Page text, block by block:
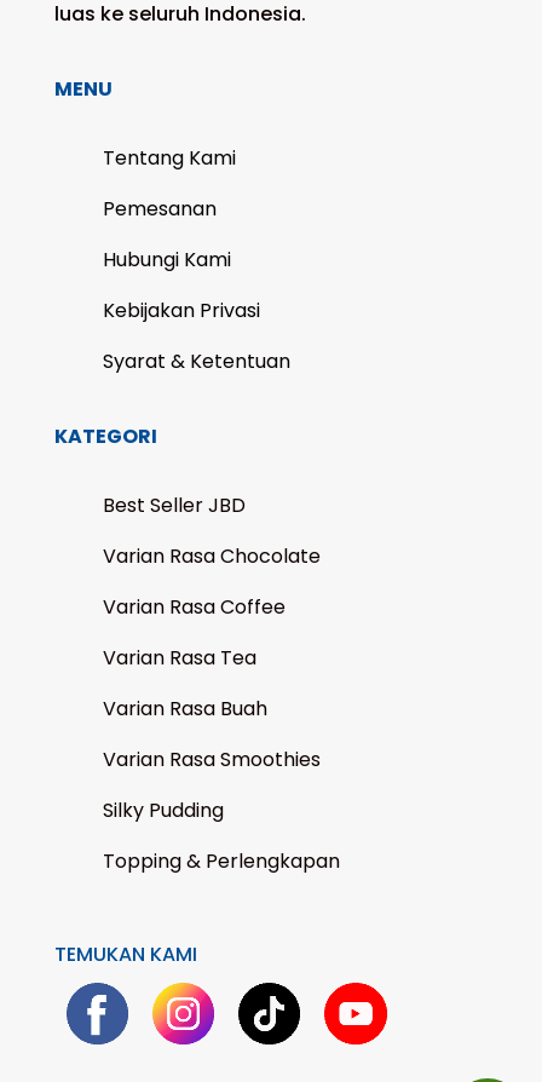
luas ke seluruh Indonesia.
MENU
Tentang Kami
Pemesanan
Hubungi Kami
Kebijakan Privasi
Syarat & Ketentuan
KATEGORI
Best Seller JBD
Varian Rasa Chocolate
Varian Rasa Coffee
Varian Rasa Tea
Varian Rasa Buah
Varian Rasa Smoothies
Silky Pudding
Topping & Perlengkapan
TEMUKAN KAMI